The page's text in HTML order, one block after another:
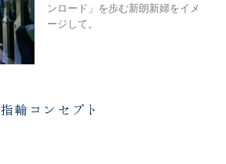
ンロード」を歩む新朗新婦をイメ
ージして。
指輪コンセプト